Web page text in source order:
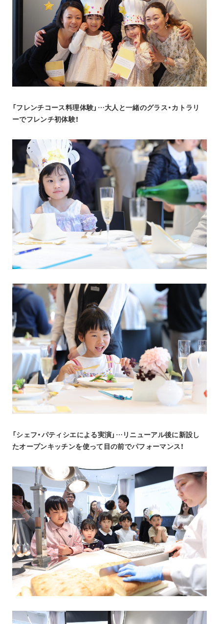
「フレンチコース料理体験」…大人と一緒のグラス・カトラリ
ーでフレンチ初体験！
「シェフ・パティシエによる実演」…リニューアル後に新設し
たオープンキッチンを使って目の前でパフォーマンス！